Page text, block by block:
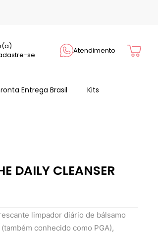
se
Atendimento Cart
Entrega Brasil Kits
DAILY CLEANSER
limpador diário de bálsamo
conhecido como PGA),